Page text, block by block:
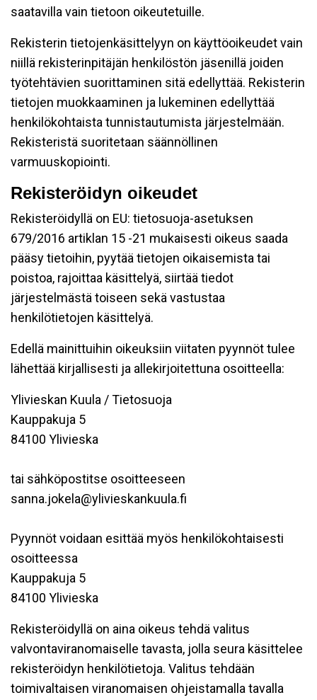
saatavilla vain tietoon oikeutetuille.
Rekisterin tietojenkäsittelyyn on käyttöoikeudet vain
niillä rekisterinpitäjän henkilöstön jäsenillä joiden
työtehtävien suorittaminen sitä edellyttää. Rekisterin
tietojen muokkaaminen ja lukeminen edellyttää
henkilökohtaista tunnistautumista järjestelmään.
Rekisteristä suoritetaan säännöllinen
varmuuskopiointi.
Rekisteröidyn oikeudet
Rekisteröidyllä on EU: tietosuoja-asetuksen
679/2016 artiklan 15 -21 mukaisesti oikeus saada
pääsy tietoihin, pyytää tietojen oikaisemista tai
poistoa, rajoittaa käsittelyä, siirtää tiedot
järjestelmästä toiseen sekä vastustaa
henkilötietojen käsittelyä.
Edellä mainittuihin oikeuksiin viitaten pyynnöt tulee
lähettää kirjallisesti ja allekirjoitettuna osoitteella:
Ylivieskan Kuula / Tietosuoja
Kauppakuja 5
84100 Ylivieska
tai sähköpostitse osoitteeseen
sanna.jokela@ylivieskankuula.fi
Pyynnöt voidaan esittää myös henkilökohtaisesti
osoitteessa
Kauppakuja 5
84100 Ylivieska
Rekisteröidyllä on aina oikeus tehdä valitus
valvontaviranomaiselle tavasta, jolla seura käsittelee
rekisteröidyn henkilötietoja. Valitus tehdään
toimivaltaisen viranomaisen ohjeistamalla tavalla